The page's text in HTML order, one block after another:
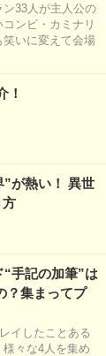
33人が主人公の
ンビ・カミナリ
いに変えて会場
！
”が熱い！ 異世
方
“手記の加筆”は
？集まってプ
イしたことある
々な4人を集め